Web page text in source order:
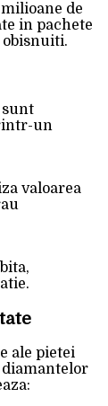
de
in pachete
sunt
un
valoarea
ale pietei
diamantelor